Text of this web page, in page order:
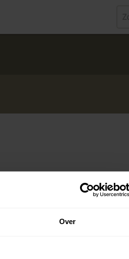
Over
Bekijk dan de pagina over de